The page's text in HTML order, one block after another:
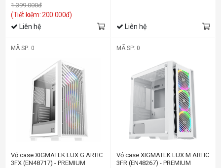
1.399.000đ
(Tiết kiệm: 200.000đ)
Liên hệ Liên hệ
MÃ SP: 0
Vỏ case XIGMATEK LUX G ARTIC
3FX (EN48717) - PREMIUM
MÃ SP: 0
Vỏ case XIGMATEK LUX M ARTIC
3FR (EN48267) - PREMIUM